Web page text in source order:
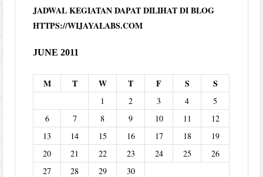
JADWAL KEGIATAN DAPAT DILIHAT DI BLOG
HTTPS://WIJAYALABS.COM
JUNE 2011
M T W T F S S
1 2 3 4
5
6
7 8 9 10 11
12
13
14 15 16 17 18
19
20
21 22 23 24 25
26
27
28 29
30